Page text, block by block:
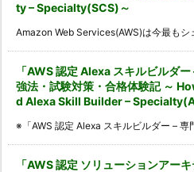
ty – Specialty(SCS)～
Amazon Web Services(AWS)は今最もシ
「AWS 認定 Alexa スキルビルダ
強法・試験対策・合格体験記 ～
d Alexa Skill Builder –
※「AWS 認定 Alexa スキルビルダー –
「AWS 認定 ソリューションアー